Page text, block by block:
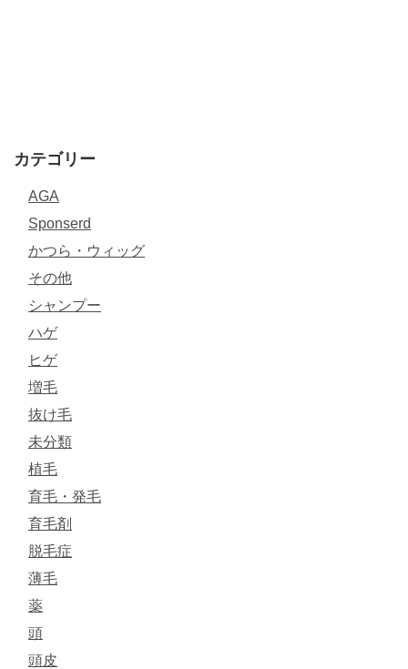
カテゴリー
AGA
Sponserd
かつら・ウィッグ
その他
シャンプー
ハゲ
ヒゲ
増毛
抜け毛
未分類
植毛
育毛・発毛
育毛剤
脱毛症
薄毛
薬
頭
頭皮